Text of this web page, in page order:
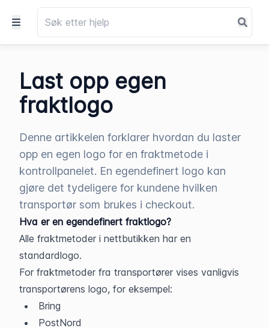
Last opp egen
fraktlogo
Denne artikkelen forklarer hvordan du laster
opp en egen logo for en fraktmetode i
kontrollpanelet. En egendefinert logo kan
gjøre det tydeligere for kundene hvilken
transportør som brukes i checkout.
Hva er en egendefinert fraktlogo?
Alle fraktmetoder i nettbutikken har en
standardlogo.
For fraktmetoder fra transportører vises vanligvis
transportørens logo, for eksempel:
Bring
PostNord